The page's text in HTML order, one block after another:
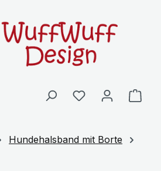
Hundehalsband mit Borte